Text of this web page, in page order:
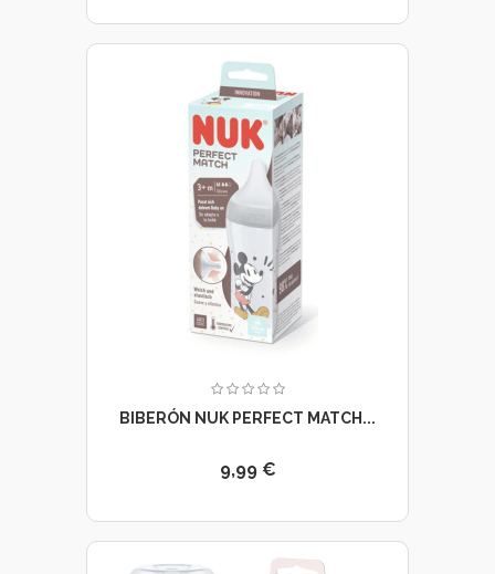
BIBERÓN NUK PERFECT MATCH...
9,99 €